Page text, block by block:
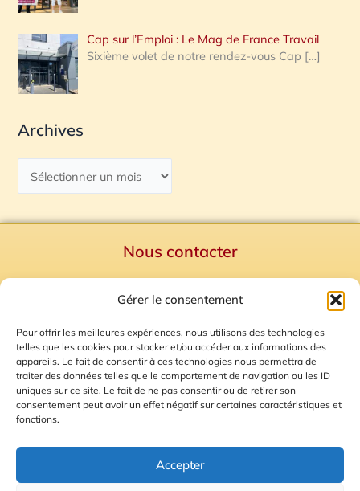
Gérer le consentement
Pour offrir les meilleures expériences, nous utilisons des technologies
telles que les cookies pour stocker et/ou accéder aux informations des
appareils. Le fait de consentir à ces technologies nous permettra de
traiter des données telles que le comportement de navigation ou les ID
uniques sur ce site. Le fait de ne pas consentir ou de retirer son
consentement peut avoir un effet négatif sur certaines caractéristiques et
fonctions.
Accepter
Cap sur l’Emploi : Le Mag de France Travail
Sixième volet de notre rendez-vous Cap […]
Archives
Nous contacter
Mentions Légales
Plan du site
Gestion des Cookies